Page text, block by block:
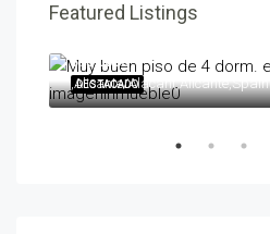
Featured Listings
DESTACADO
595,000€
,Alicante/Alacant,Alicante,Spain